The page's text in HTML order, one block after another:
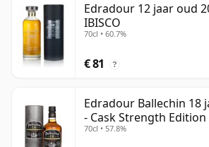
Edradour 12 jaar oud
IBISCO
70cl • 60.7%
€ 81 ?
Edradour Ballechin 18
- Cask Strength Edition
70cl • 57.8%